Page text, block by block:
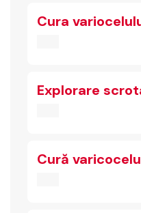
Cura
Explorare
Cură